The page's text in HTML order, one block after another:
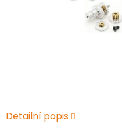
Detailní popis